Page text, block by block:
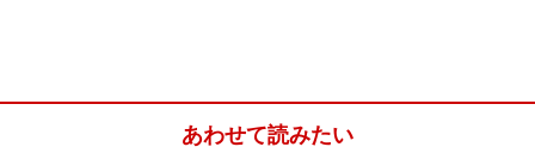
あわせて読みたい